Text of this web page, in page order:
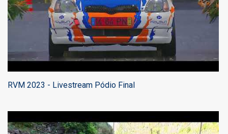
RVM 2023 - Livestream Pódio Final